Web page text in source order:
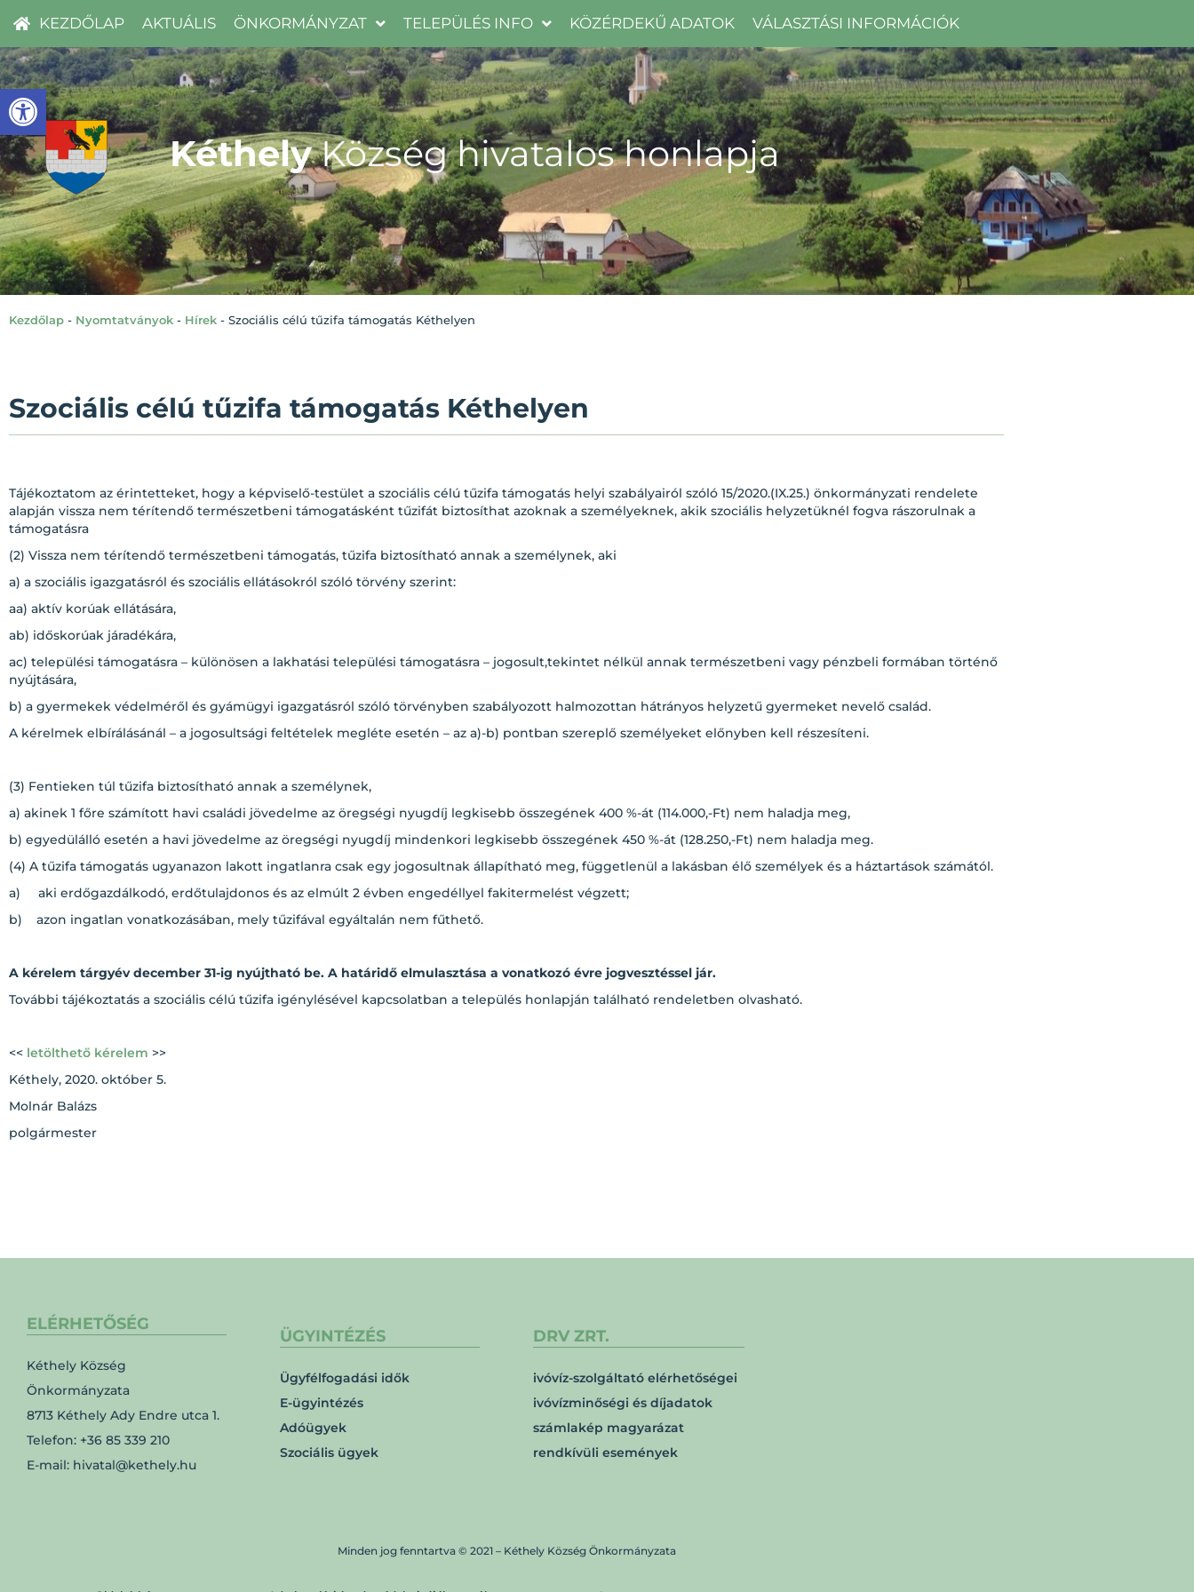
Eszköztár megnyitása
KEZDŐLAP AKTUÁLIS ÖNKORMÁNYZAT TELEPÜLÉS INFO KÖZÉRDEKŰ ADATOK VÁLASZTÁSI INFORMÁCIÓK
Kéthely Község hivatalos honlapja
Kezdőlap - Nyomtatványok - Hírek - Szociális célú tűzifa támogatás Kéthelyen
Szociális célú tűzifa támogatás Kéthelyen
Tájékoztatom az érintetteket, hogy a képviselő-testület a szociális célú tűzifa támogatás helyi szabályairól szóló 15/2020.(IX.25.) önkormányzati rendelete
alapján vissza nem térítendő természetbeni támogatásként tűzifát biztosíthat azoknak a személyeknek, akik szociális helyzetüknél fogva rászorulnak a
támogatásra
(2) Vissza nem térítendő természetbeni támogatás, tűzifa biztosítható annak a személynek, aki
a) a szociális igazgatásról és szociális ellátásokról szóló törvény szerint:
aa) aktív korúak ellátására,
ab) időskorúak járadékára,
ac) települési támogatásra – különösen a lakhatási települési támogatásra – jogosult,tekintet nélkül annak természetbeni vagy pénzbeli formában történő
nyújtására,
b) a gyermekek védelméről és gyámügyi igazgatásról szóló törvényben szabályozott halmozottan hátrányos helyzetű gyermeket nevelő család.
A kérelmek elbírálásánál – a jogosultsági feltételek megléte esetén – az a)-b) pontban szereplő személyeket előnyben kell részesíteni.
(3) Fentieken túl tűzifa biztosítható annak a személynek,
a) akinek 1 főre számított havi családi jövedelme az öregségi nyugdíj legkisebb összegének 400 %-át (114.000,-Ft) nem haladja meg,
b) egyedülálló esetén a havi jövedelme az öregségi nyugdíj mindenkori legkisebb összegének 450 %-át (128.250,-Ft) nem haladja meg.
(4) A tűzifa támogatás ugyanazon lakott ingatlanra csak egy jogosultnak állapítható meg, függetlenül a lakásban élő személyek és a háztartások számától.
a) aki erdőgazdálkodó, erdőtulajdonos és az elmúlt 2 évben engedéllyel fakitermelést végzett;
b) azon ingatlan vonatkozásában, mely tűzifával egyáltalán nem fűthető.
A kérelem tárgyév december 31-ig nyújtható be. A határidő elmulasztása a vonatkozó évre jogvesztéssel jár.
További tájékoztatás a szociális célú tűzifa igénylésével kapcsolatban a település honlapján található rendeletben olvasható.
<< letölthető kérelem >>
Kéthely, 2020. október 5.
Molnár Balázs
polgármester
ELÉRHETŐSÉG
Kéthely Község
Önkormányzata
8713 Kéthely Ady Endre utca 1.
Telefon: +36 85 339 210
E-mail: hivatal@kethely.hu
ÜGYINTÉZÉS
Ügyfélfogadási idők
E-ügyintézés
Adóügyek
Szociális ügyek
DRV ZRT.
ivóvíz-szolgáltató elérhetőségei
ivóvízminőségi és díjadatok
számlakép magyarázat
rendkívüli események
Minden jog fenntartva © 2021 – Kéthely Község Önkormányzata